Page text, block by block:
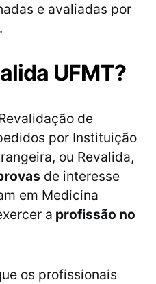
e avaliadas por
UFMT?
de
por Instituição
ou Revalida,
de interesse
em Medicina
a profissão no
os profissionais